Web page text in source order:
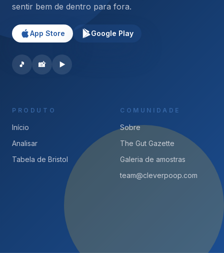
sentir bem de dentro para fora.
App Store Google Play
🎵 📸 ▶️
PRODUTO
Início
Analisar
Tabela de Bristol
COMUNIDADE
Sobre
The Gut Gazette
Galeria de amostras
team@cleverpoop.com